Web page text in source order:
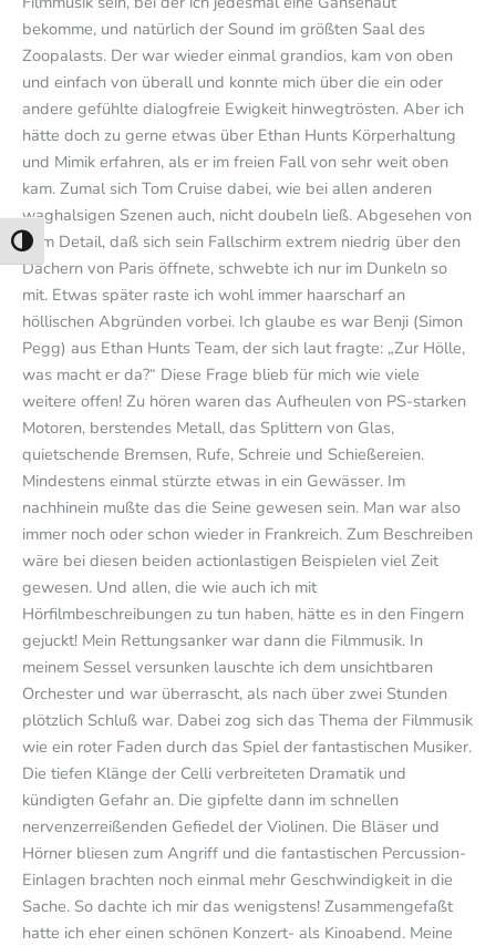
Umschalten auf hohe Kontraste
bekomme, und natürlich der Sound im größten Saal des
Zoopalasts. Der war wieder einmal grandios, kam von oben
und einfach von überall und konnte mich über die ein oder
andere gefühlte dialogfreie Ewigkeit hinwegtrösten. Aber ich
hätte doch zu gerne etwas über Ethan Hunts Körperhaltung
und Mimik erfahren, als er im freien Fall von sehr weit oben
kam. Zumal sich Tom Cruise dabei, wie bei allen anderen
waghalsigen Szenen auch, nicht doubeln ließ. Abgesehen von
dem Detail, daß sich sein Fallschirm extrem niedrig über den
Dächern von Paris öffnete, schwebte ich nur im Dunkeln so
mit. Etwas später raste ich wohl immer haarscharf an
höllischen Abgründen vorbei. Ich glaube es war Benji (Simon
Pegg) aus Ethan Hunts Team, der sich laut fragte: „Zur Hölle,
was macht er da?“ Diese Frage blieb für mich wie viele
weitere offen! Zu hören waren das Aufheulen von PS-starken
Motoren, berstendes Metall, das Splittern von Glas,
quietschende Bremsen, Rufe, Schreie und Schießereien.
Mindestens einmal stürzte etwas in ein Gewässer. Im
nachhinein mußte das die Seine gewesen sein. Man war also
immer noch oder schon wieder in Frankreich. Zum Beschreiben
wäre bei diesen beiden actionlastigen Beispielen viel Zeit
gewesen. Und allen, die wie auch ich mit
Hörfilmbeschreibungen zu tun haben, hätte es in den Fingern
gejuckt! Mein Rettungsanker war dann die Filmmusik. In
meinem Sessel versunken lauschte ich dem unsichtbaren
Orchester und war überrascht, als nach über zwei Stunden
plötzlich Schluß war. Dabei zog sich das Thema der Filmmusik
wie ein roter Faden durch das Spiel der fantastischen Musiker.
Die tiefen Klänge der Celli verbreiteten Dramatik und
kündigten Gefahr an. Die gipfelte dann im schnellen
nervenzerreißenden Gefiedel der Violinen. Die Bläser und
Hörner bliesen zum Angriff und die fantastischen Percussion-
Einlagen brachten noch einmal mehr Geschwindigkeit in die
Sache. So dachte ich mir das wenigstens! Zusammengefaßt
hatte ich eher einen schönen Konzert- als Kinoabend. Meine